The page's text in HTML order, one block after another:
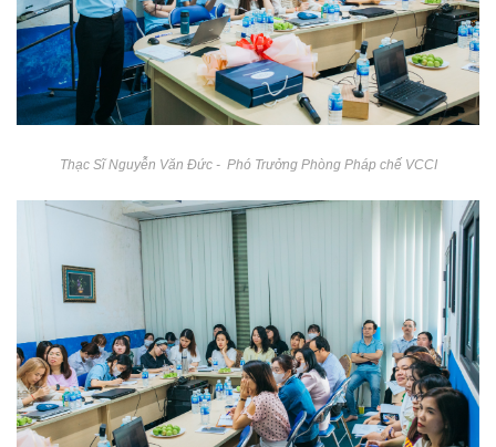
Thạc Sĩ Nguyễn Văn Đức - Phó Trưởng Phòng Pháp chế VCCI